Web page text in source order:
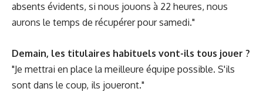
absents évidents, si nous jouons à 22 heures, nous
aurons le temps de récupérer pour samedi."
Demain, les titulaires habituels vont-ils tous jouer ?
"Je mettrai en place la meilleure équipe possible. S'ils
sont dans le coup, ils joueront."